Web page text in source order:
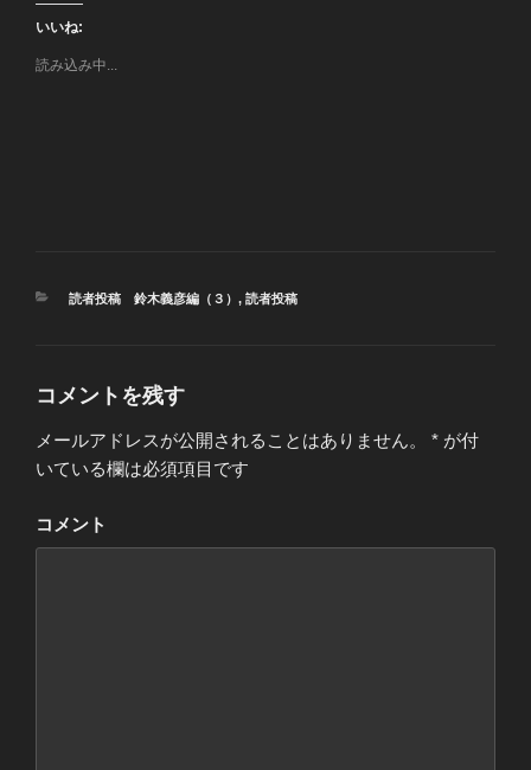
いいね:
読み込み中...
カ
読者投稿 鈴木義彦編（３） , 読者投稿
コメントを残す
メールアドレスが公開されることはありません。 * が付
いている欄は必須項目です
コメント